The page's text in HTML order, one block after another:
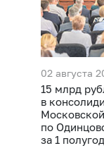
02 августа
15 млрд
в
по
за 1